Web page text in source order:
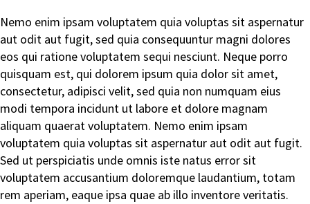
Nemo enim ipsam voluptatem quia voluptas sit aspernatur
aut odit aut fugit, sed quia consequuntur magni dolores
eos qui ratione voluptatem sequi nesciunt. Neque porro
quisquam est, qui dolorem ipsum quia dolor sit amet,
consectetur, adipisci velit, sed quia non numquam eius
modi tempora incidunt ut labore et dolore magnam
aliquam quaerat voluptatem. Nemo enim ipsam
voluptatem quia voluptas sit aspernatur aut odit aut fugit.
Sed ut perspiciatis unde omnis iste natus error sit
voluptatem accusantium doloremque laudantium, totam
rem aperiam, eaque ipsa quae ab illo inventore veritatis.